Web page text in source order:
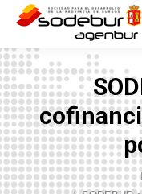
Estás aquí: